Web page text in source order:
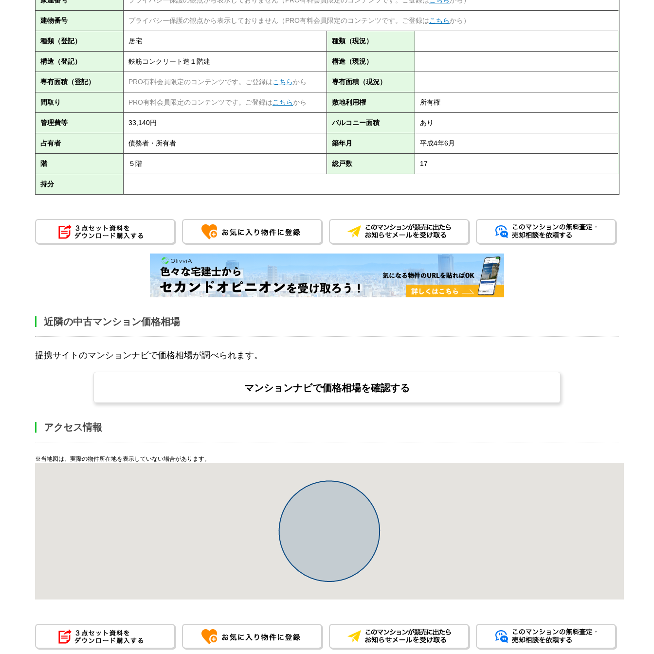
建物番号 プライバシー保護の観点から表示しておりません（PRO有料会員限定のコンテンツです。ご登録はこちらから）
種類（登記） 居宅 種類（現況）
構造（登記） 鉄筋コンクリート造１階建 構造（現況）
専有面積（登記） PRO有料会員限定のコンテンツです。ご登録はこちらから 専有面積（現況）
間取り PRO有料会員限定のコンテンツです。ご登録はこちらから 敷地利用権 所有権
管理費等 33,140円 バルコニー面積 あり
占有者 債務者・所有者 築年月 平成4年6月
階 ５階 総戸数 17
持分
近隣の中古マンション価格相場
提携サイトのマンションナビで価格相場が調べられます。
マンションナビで価格相場を確認する
アクセス情報
※当地図は、実際の物件所在地を表示していない場合があります。